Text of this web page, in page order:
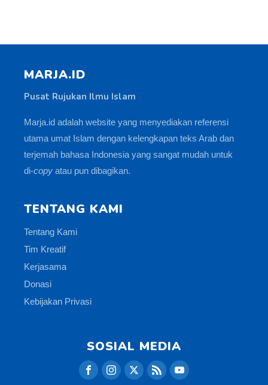
MARJA.ID
Pusat Rujukan Ilmu Islam
Marja.id adalah website yang menyediakan referensi
utama umat Islam dengan kelengkapan teks Arab dan
terjemah bahasa Indonesia yang sangat mudah untuk
di-copy atau pun dibagikan.
TENTANG KAMI
Tentang Kami
Tim Kreatif
Kerjasama
Donasi
Kebijakan Privasi
SOSIAL MEDIA